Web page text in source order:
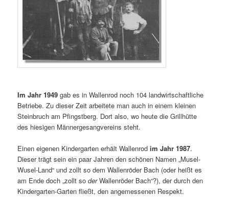
Im Jahr 1949 gab es in Wallenrod noch 104 landwirtschaftliche
Betriebe. Zu dieser Zeit arbeitete man auch in einem kleinen
Steinbruch am Pfingstberg. Dort also, wo heute die Grillhütte
des hiesigen Männergesangvereins steht.
Einen eigenen Kindergarten erhält Wallenrodim Jahr 1987.
Dieser trägt sein ein paar Jahren den schönen Namen „Musel-
Wusel-Land“ und zollt so dem Wallenröder Bach (oder heißt es
am Ende doch „zollt soderWallenröder Bach“?), der durch den
Kindergarten-Garten fließt, den angemessenen Respekt.